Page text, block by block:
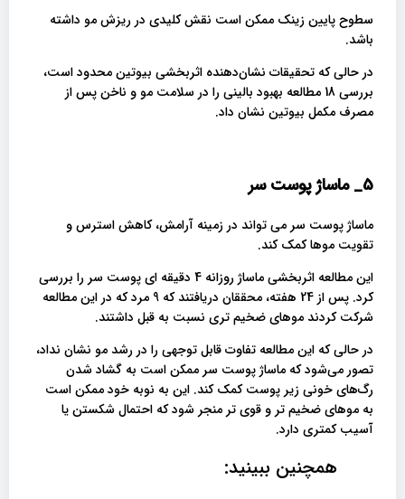
سطوح پایین زینک ممکن است نقش کلیدی در ریزش مو داشته
باشد.
در حالی که تحقیقات نشان‌دهنده اثربخشی بیوتین محدود است،
بررسی 18 مطالعه بهبود بالینی را در سلامت مو و ناخن پس از
مصرف مکمل بیوتین نشان داد.
5_ ماساژ پوست سر
ماساژ پوست سر می تواند در زمینه آرامش، کاهش استرس و
تقویت موها کمک کند.
این مطالعه اثربخشی ماساژ روزانه 4 دقیقه ای پوست سر را بررسی
کرد. پس از 24 هفته، محققان دریافتند که 9 مرد که در این مطالعه
شرکت کردند موهای ضخیم تری نسبت به قبل داشتند.
در حالی که این مطالعه تفاوت قابل توجهی را در رشد مو نشان نداد،
تصور می‌شود که ماساژ پوست سر ممکن است به گشاد شدن
رگ‌های خونی زیر پوست کمک کند. این به نوبه خود ممکن است
به موهای ضخیم تر و قوی تر منجر شود که احتمال شکستن یا
آسیب کمتری دارد.
همچنین ببینید: